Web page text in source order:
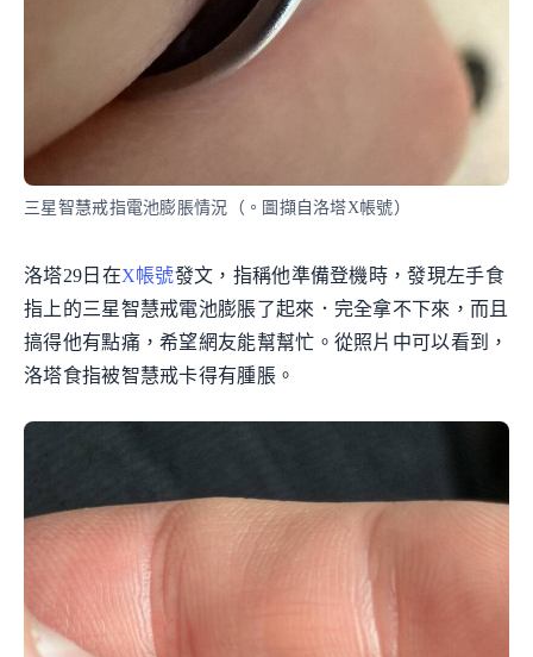
三星智慧戒指電池膨脹情況（。圖擷自洛塔X帳號）
洛塔29日在X帳號發文，指稱他準備登機時，發現左手食
指上的三星智慧戒電池膨脹了起來．完全拿不下來，而且
搞得他有點痛，希望網友能幫幫忙。從照片中可以看到，
洛塔食指被智慧戒卡得有腫脹。